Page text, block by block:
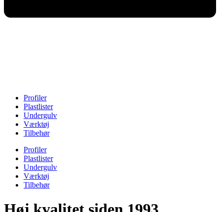
Profiler
Plastlister
Undergulv
Værktøj
Tilbehør
Profiler
Plastlister
Undergulv
Værktøj
Tilbehør